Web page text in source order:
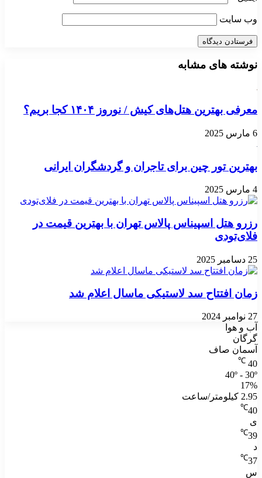
وب‌ سایت
نوشته های مشابه
معرفی بهترین هتل‌های کیش / نوروز ۱۴۰۴ کجا بریم؟
6 مارس 2025
بهترین تور چین برای تاجران و گردشگران ایرانی
4 مارس 2025
رزرو هتل اسپیناس پالاس تهران با بهترین قیمت در
فلای‌تودی
25 دسامبر 2025
زمان افتتاح سد لاستیکی ماسال اعلام شد
27 نوامبر 2024
آب و هوا
گرگان
آسمان صاف
40
℃
40º - 30º
17%
2.95 کیلومتر/ساعت
40
℃
ی
39
℃
د
37
℃
س